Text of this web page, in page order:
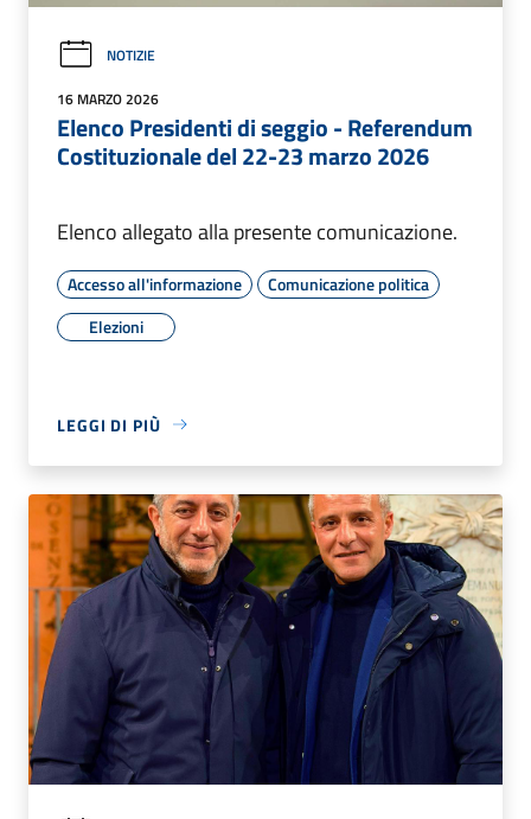
NOTIZIE
16 MARZO 2026
Elenco Presidenti di seggio - Referendum
Costituzionale del 22-23 marzo 2026
Elenco allegato alla presente comunicazione.
Accesso all'informazione
Comunicazione politica
Elezioni
LEGGI DI PIÙ